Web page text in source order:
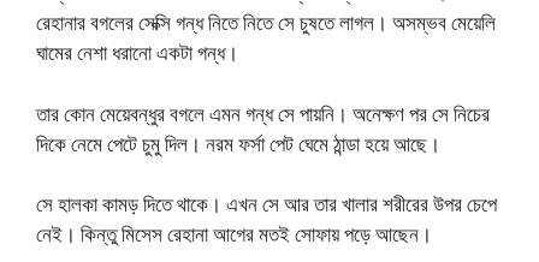
রেহানার বগলের সেক্সি গন্ধ নিতে নিতে সে চুষতে লাগল। অসম্ভব মেয়েলি
ঘামের নেশা ধরানো একটা গন্ধ।
তার কোন মেয়েবন্ধুর বগলে এমন গন্ধ সে পায়নি। অনেক্ষণ পর সে নিচের
দিকে নেমে পেটে চুমু দিল। নরম ফর্সা পেট ঘেমে ঠান্ডা হয়ে আছে।
সে হালকা কামড় দিতে থাকে। এখন সে আর তার খালার শরীরের উপর চেপে
নেই। কিন্তু মিসেস রেহানা আগের মতই সোফায় পড়ে আছেন।